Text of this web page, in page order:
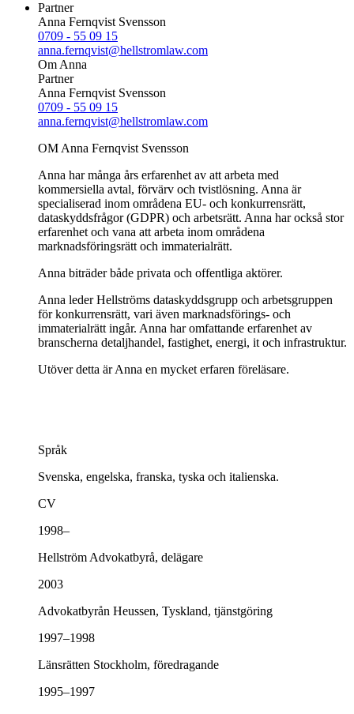
Partner
Anna Fernqvist Svensson
0709 - 55 09 15
anna.fernqvist@hellstromlaw.com
Om Anna
Partner
Anna Fernqvist Svensson
0709 - 55 09 15
anna.fernqvist@hellstromlaw.com
OM Anna Fernqvist Svensson
Anna har många års erfarenhet av att arbeta med
kommersiella avtal, förvärv och tvistlösning. Anna är
specialiserad inom områdena EU- och konkurrensrätt,
dataskyddsfrågor (GDPR) och arbetsrätt. Anna har också stor
erfarenhet och vana att arbeta inom områdena
marknadsföringsrätt och immaterialrätt.
Anna biträder både privata och offentliga aktörer.
Anna leder Hellströms dataskyddsgrupp och arbetsgruppen
för konkurrensrätt, vari även marknadsförings- och
immaterialrätt ingår. Anna har omfattande erfarenhet av
branscherna detaljhandel, fastighet, energi, it och infrastruktur.
Utöver detta är Anna en mycket erfaren föreläsare.
Språk
Svenska, engelska, franska, tyska och italienska.
CV
1998–
Hellström Advokatbyrå, delägare
2003
Advokatbyrån Heussen, Tyskland, tjänstgöring
1997–1998
Länsrätten Stockholm, föredragande
1995–1997